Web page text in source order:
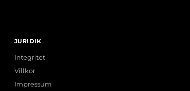
JURIDIK
Integritet
Villkor
Impressum